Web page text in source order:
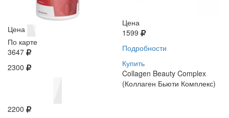
Цена
По карте
3647
2300
2200
Цена
1599
Подробности
Купить
Collagen Beauty Complex
(Коллаген Бьюти Комплекс)